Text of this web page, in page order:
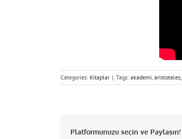
Categories: Kitaplar | Tags: akademi aristoteles
Platformunuzu seçin ve Paylaşın!